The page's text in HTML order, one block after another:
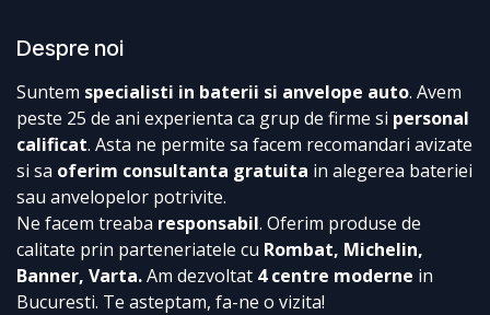
Despre noi
Suntem specialisti in baterii si anvelope auto. Avem
peste 25 de ani experienta ca grup de firme si personal
calificat. Asta ne permite sa facem recomandari avizate
si sa oferim consultanta gratuita in alegerea bateriei
sau anvelopelor potrivite.
Ne facem treaba responsabil. Oferim produse de
calitate prin parteneriatele cu Rombat, Michelin,
Banner, Varta.Am dezvoltat 4 centre moderne in
Bucuresti. Te asteptam, fa-ne o vizita!